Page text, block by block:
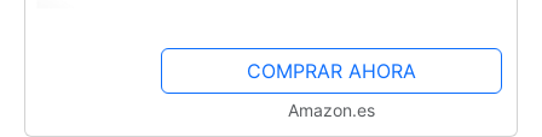
COMPRAR AHORA
Amazon.es